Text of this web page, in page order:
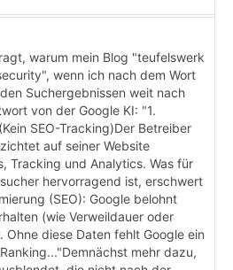
warum mein Blog "teufelswerk
wenn ich nach dem Wort
Suchergebnissen weit nach
von der Google KI: "1.
SEO-Tracking)Der Betreiber
auf seiner Website
Tracking und Analytics. Was für
hervorragend ist, erschwert
(SEO): Google belohnt
(wie Verweildauer oder
diese Daten fehlt Google ein
mehr dazu,